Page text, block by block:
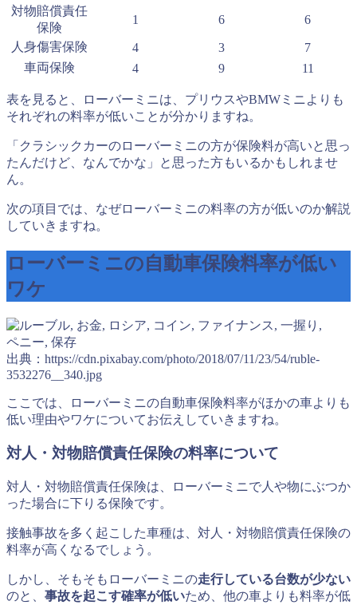
対物賠償責任
保険
1 6
6
人身傷害保険
4 3
7
車両保険
4 9 11
表を見ると、ローバーミニは、プリウスやBMWミニよりも
それぞれの料率が低いことが分かりますね。
「クラシックカーのローバーミニの方が保険料が高いと思っ
たんだけど、なんでかな」と思った方もいるかもしれませ
ん。
次の項目では、なぜローバーミニの料率の方が低いのか解説
していきますね。
ローバーミニの自動車保険料率が低い
ワケ
出典：https://cdn.pixabay.com/photo/2018/07/11/23/54/ruble-
3532276__340.jpg
ここでは、ローバーミニの自動車保険料率がほかの車よりも
低い理由やワケについてお伝えしていきますね。
対人・対物賠償責任保険の料率について
対人・対物賠償責任保険は、ローバーミニで人や物にぶつか
った場合に下りる保険です。
接触事故を多く起こした車種は、対人・対物賠償責任保険の
料率が高くなるでしょう。
しかし、そもそもローバーミニの走行している台数が少ない
のと、 事故を起こす確率が低いため、他の車よりも料率が低